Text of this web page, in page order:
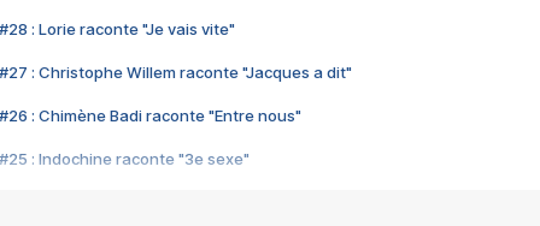
#28 : Lorie raconte "Je vais vite"
#27 : Christophe Willem raconte "Jacques a dit"
#26 : Chimène Badi raconte "Entre nous"
#25 : Indochine raconte "3e sexe"